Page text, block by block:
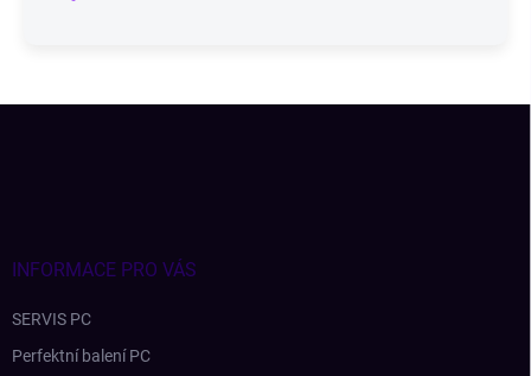
INFORMACE PRO VÁS
SERVIS PC
Perfektní balení PC